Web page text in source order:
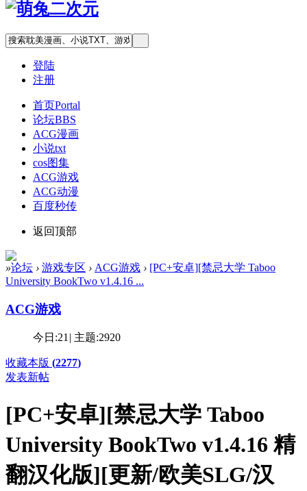
登陆
注册
首页Portal
论坛BBS
ACG漫画
小说txt
cos图集
ACG游戏
ACG动漫
百度秒传
返回顶部
»论坛 › 游戏专区 › ACG游戏 › [PC+安卓][禁忌大学 Taboo
University BookTwo v1.4.16 ...
ACG游戏
今日:21 | 主题:2920
收藏本版 (2277)
发表新帖
[PC+安卓][禁忌大学 Taboo
University BookTwo v1.4.16 精
翻汉化版][更新/欧美SLG/汉